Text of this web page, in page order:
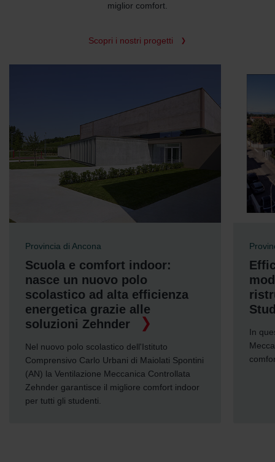
miglior comfort.
Scopri i nostri progetti
Provincia di Milano
Efficienza energetica e
modernità in questa
ristrutturazione a cura dello
Studio Giola
In questa villa monofamiliare la Ventilazione
Meccanica Zehnder garantisce il miglior
comfort abitativo.
Il